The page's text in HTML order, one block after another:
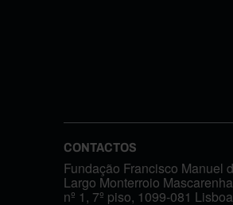
CONTACTOS
Fundação Francisco Manuel
Largo Monterroio
nº 1, 7º piso, 1099-081